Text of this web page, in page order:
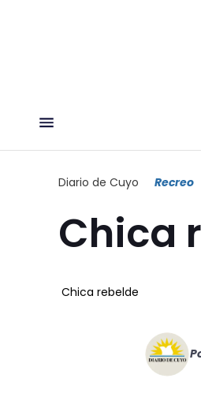
Diario de Cuyo Recreo
Chica
Chica rebelde